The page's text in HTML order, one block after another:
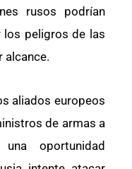
rusos podrían
peligros de las
alcance.
aliados europeos
de armas a
oportunidad